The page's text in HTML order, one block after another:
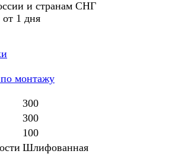
и странам СНГ
1 дня
монтажу
300
300
100
Шлифованная